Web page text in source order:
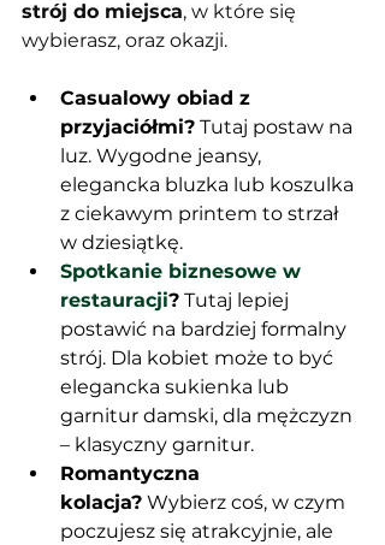
strój do miejsca, w które się
wybierasz, oraz okazji.
Casualowy obiad z
przyjaciółmi? Tutaj postaw na
luz. Wygodne jeansy,
elegancka bluzka lub koszulka
z ciekawym printem to strzał
w dziesiątkę.
Spotkanie biznesowe w
restauracji? Tutaj lepiej
postawić na bardziej formalny
strój. Dla kobiet może to być
elegancka sukienka lub
garnitur damski, dla mężczyzn
– klasyczny garnitur.
Romantyczna
kolacja? Wybierz coś, w czym
poczujesz się atrakcyjnie, ale